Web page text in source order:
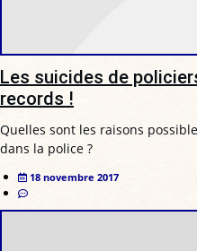
Les suicides de
records !
Quelles sont les raisons
dans la police ?
18 novembre 2017